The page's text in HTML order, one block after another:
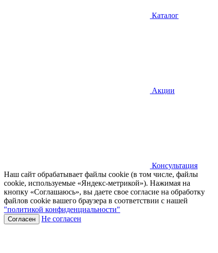
Каталог
Акции
Консультация
Наш сайт обрабатывает файлы cookie (в том числе, файлы
cookie, используемые «Яндекс-метрикой»). Нажимая на
кнопку «Соглашаюсь», вы даете свое согласие на обработку
файлов cookie вашего браузера в соответствии с нашей
"политикой конфиденциальности"
Согласен Не согласен